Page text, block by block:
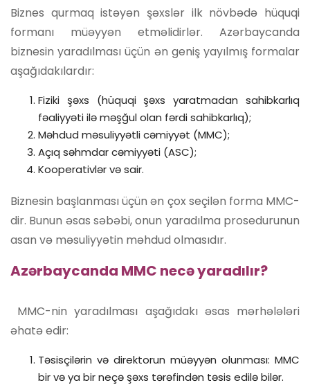
Biznes qurmaq istəyən şəxslər ilk növbədə hüquqi
formanı müəyyən etməlidirlər. Azərbaycanda
biznesin yaradılması üçün ən geniş yayılmış formalar
aşağıdakılardır:
Fiziki şəxs (hüquqi şəxs yaratmadan sahibkarlıq
fəaliyyəti ilə məşğul olan fərdi sahibkarlıq);
Məhdud məsuliyyətli cəmiyyət (MMC);
Açıq səhmdar cəmiyyəti (ASC);
Kooperativlər və sair.
Biznesin başlanması üçün ən çox seçilən forma MMC-
dir. Bunun əsas səbəbi, onun yaradılma prosedurunun
asan və məsuliyyətin məhdud olmasıdır.
Azərbaycanda MMC necə yaradılır?
MMC-nin yaradılması aşağıdakı əsas mərhələləri
əhatə edir:
Təsisçilərin və direktorun müəyyən olunması: MMC
bir və ya bir neçə şəxs tərəfindən təsis edilə bilər.